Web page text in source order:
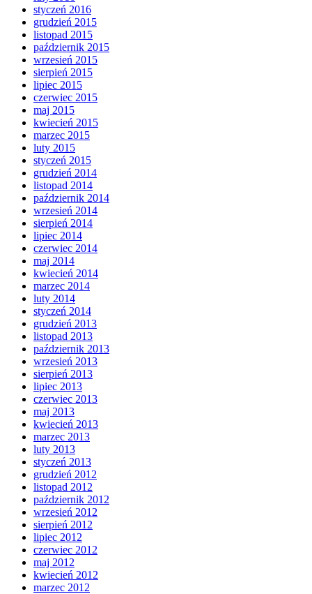
styczeń 2016
grudzień 2015
listopad 2015
październik 2015
wrzesień 2015
sierpień 2015
lipiec 2015
czerwiec 2015
maj 2015
kwiecień 2015
marzec 2015
luty 2015
styczeń 2015
grudzień 2014
listopad 2014
październik 2014
wrzesień 2014
sierpień 2014
lipiec 2014
czerwiec 2014
maj 2014
kwiecień 2014
marzec 2014
luty 2014
styczeń 2014
grudzień 2013
listopad 2013
październik 2013
wrzesień 2013
sierpień 2013
lipiec 2013
czerwiec 2013
maj 2013
kwiecień 2013
marzec 2013
luty 2013
styczeń 2013
grudzień 2012
listopad 2012
październik 2012
wrzesień 2012
sierpień 2012
lipiec 2012
czerwiec 2012
maj 2012
kwiecień 2012
marzec 2012